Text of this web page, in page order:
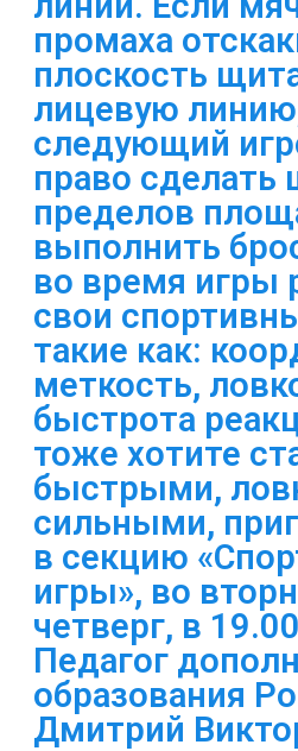
промаха
плоскость
лицевую
следующий
право сделать
пределов
выполнить
во время игры
свои
такие как:
меткость,
быстрота
тоже хотите
быстрыми,
сильными,
в секцию
игры», во
четверг, в
Педагог
образования
Дмитрий